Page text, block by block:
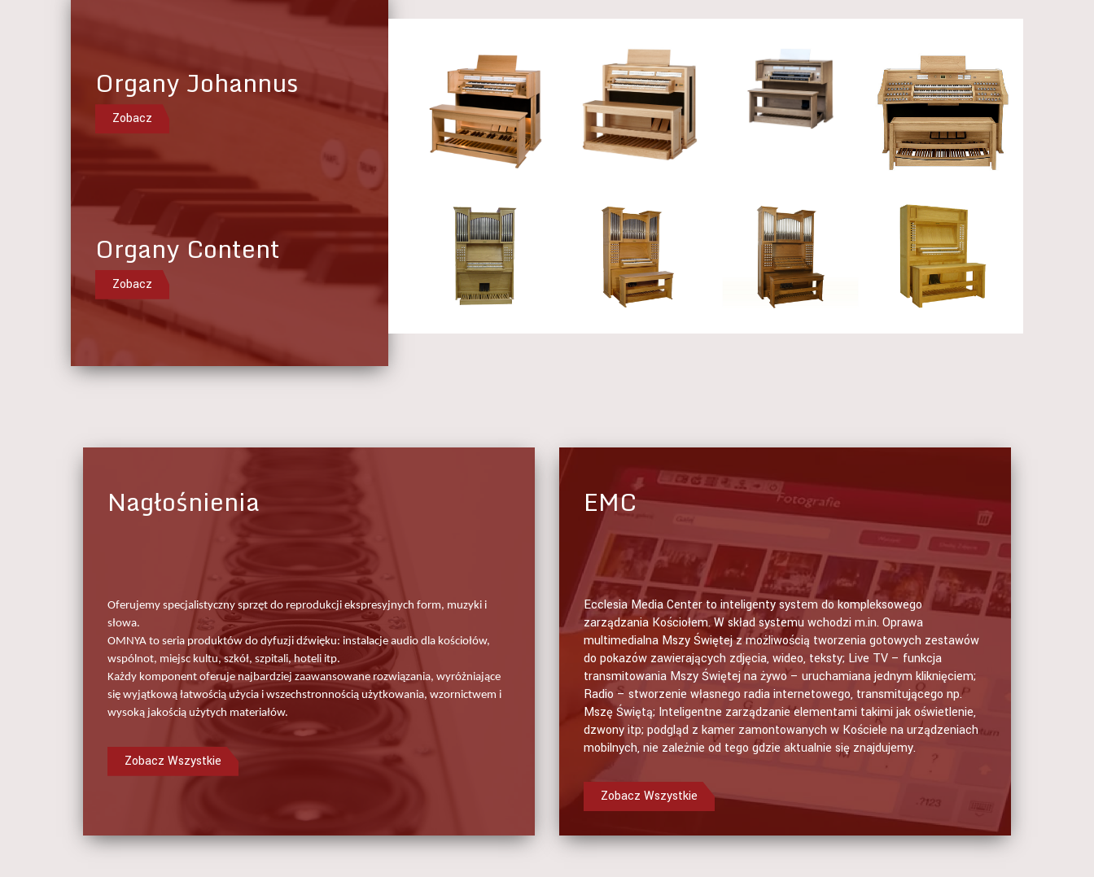
Organy Johannus
Zobacz
Organy Content
Zobacz
Nagłośnienia
Oferujemy specjalistyczny sprzęt do reprodukcji ekspresyjnych form, muzyki i
słowa.
OMNYA to seria produktów do dyfuzji dźwięku: instalacje audio dla kościołów,
wspólnot, miejsc kultu, szkół, szpitali, hoteli itp.
Każdy komponent oferuje najbardziej zaawansowane rozwiązania, wyróżniające
się wyjątkową łatwością użycia i wszechstronnością użytkowania, wzornictwem i
wysoką jakością użytych materiałów.
Zobacz Wszystkie
EMC
Ecclesia Media Center to inteligenty system do kompleksowego
zarządzania Kościołem. W skład systemu wchodzi m.in. Oprawa
multimedialna Mszy Świętej z możliwością tworzenia gotowych zestawów
do pokazów zawierających zdjęcia, wideo, teksty; Live TV – funkcja
transmitowania Mszy Świętej na żywo – uruchamiana jednym kliknięciem;
Radio – stworzenie własnego radia internetowego, transmitującego np.
Mszę Świętą; Inteligentne zarządzanie elementami takimi jak oświetlenie,
dzwony itp; podgląd z kamer zamontowanych w Kościele na urządzeniach
mobilnych, nie zależnie od tego gdzie aktualnie się znajdujemy.
Zobacz Wszystkie